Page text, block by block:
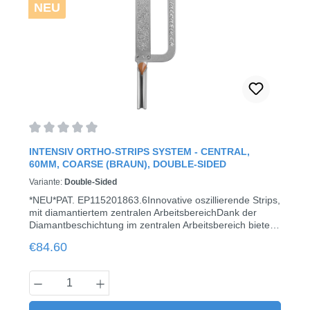
NEU
INTENSIV ORTHO-STRIPS SYSTEM - CENTRAL,
60ΜM, COARSE (BRAUN), DOUBLE-SIDED
Variante: Double-Sided
*NEU*PAT. EP115201863.6Innovative oszillierende Strips,
mit diamantiertem zentralen ArbeitsbereichDank der
Diamantbeschichtung im zentralen Arbeitsbereich bietet
Präzision bei der Reduktion sowie dem approximalen
Respektierung der ursprünglichen Morphologie und des
Zahngewebes. Während des Reduktionsprozesses, des
Finierens und Polierens von Zahnschmelz in der
Regular price:
€84.60
Product Quantity: Enter the desired